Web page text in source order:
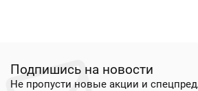
Подпишись на новости
Не пропусти новые акции и